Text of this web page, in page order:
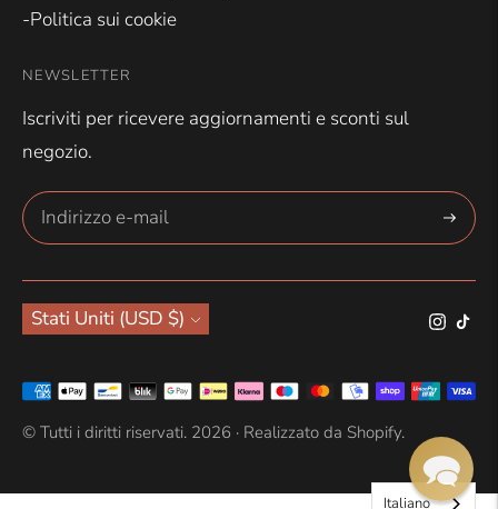
-Politica sui cookie
NEWSLETTER
Iscriviti per ricevere aggiornamenti e sconti sul
negozio.
Valuta
Stati Uniti (USD $)
Metodi
di
accettati
© Tutti i diritti riservati. 2026 · Realizzato da Shopify.
Italiano